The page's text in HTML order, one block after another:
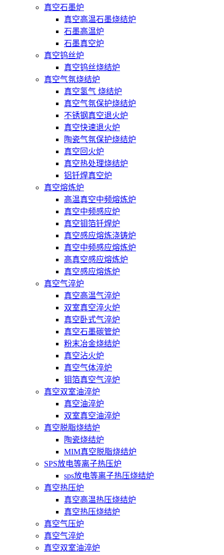
真空石墨炉
真空高温石墨烧结炉
石墨高温炉
石墨真空炉
真空钨丝炉
真空钨丝烧结炉
真空气氛烧结炉
真空氢气 烧结炉
真空气氛保护烧结炉
不锈钢真空退火炉
真空快速退火炉
陶瓷气氛保护烧结炉
真空回火炉
真空热处理烧结炉
铝钎焊真空炉
真空熔炼炉
高温真空中频熔炼炉
真空中频感应炉
真空钼箔钎焊炉
真空感应熔炼浇铸炉
真空中频感应熔炼炉
高真空感应熔炼炉
真空感应熔炼炉
真空气淬炉
真空高温气淬炉
双室真空淬火炉
真空卧式气淬炉
真空石墨碳管炉
粉末冶金烧结炉
真空沾火炉
真空气体淬炉
钼箔真空气淬炉
真空双室油淬炉
真空油淬炉
双室真空油淬炉
真空脱脂烧结炉
陶瓷烧结炉
MIM真空脱脂烧结炉
SPS放电等离子热压炉
sps放电等离子热压烧结炉
真空热压炉
真空高温热压烧结炉
真空热压烧结炉
真空气压炉
真空气淬炉
真空双室油淬炉